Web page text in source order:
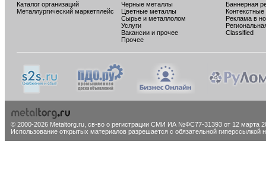
Каталог организаций
Металлургический маркетплейс
Черные металлы
Цветные металлы
Сырье и металлолом
Услуги
Вакансии и прочее
Прочее
Баннерная
Реклама в
Classified
© 2000-2026 Metaltorg.ru, св-во о регистрации СМИ ИА №ФС77-31393 от 12 марта
Использование открытых материалов разрешается с обязательной гиперссылкой